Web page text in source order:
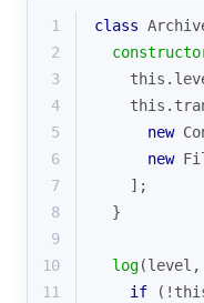
1 class
2
3
this
4
this
5
new
6
new
7
    ];
8
  }
9
10
log(level,
11
if (!